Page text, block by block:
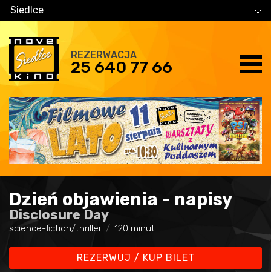
Siedlce
REZERWACJA
25 640 77 66
Dzień objawienia - napisy
Disclosure Day
science-fiction/thriller 120 minut
REZERWUJ / KUP BILET